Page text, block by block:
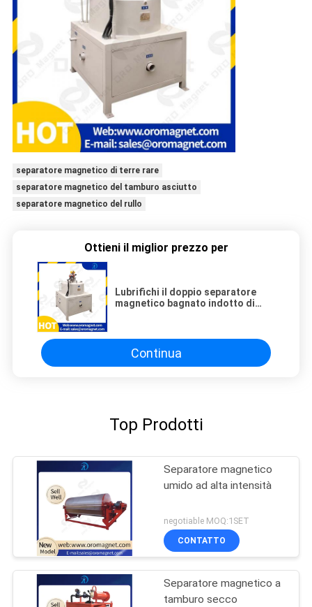
separatore magnetico di terre rare
separatore magnetico del tamburo asciutto
separatore magnetico del rullo
Ottieni il miglior prezzo per
Lubrifichi il doppio separatore
magnetico bagnato indotto di
Continua
Top Prodotti
Separatore magnetico
umido ad alta intensità
negotiable MOQ:1SET
CONTATTO
Separatore magnetico a
tamburo secco